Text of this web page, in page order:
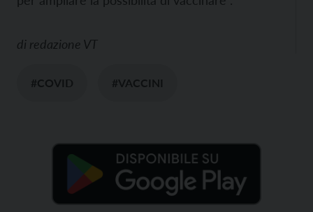
di redazione VT
#COVID #VACCINI